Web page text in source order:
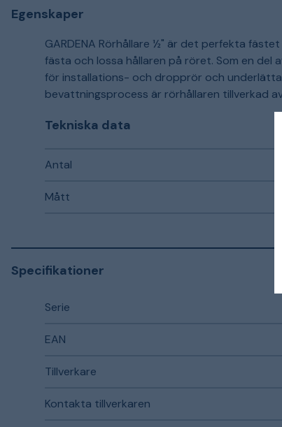
Egenskaper
GARDENA Rörhållare ½" är det perfekta
fästa och lossa hållaren på röret. Som en
för installations- och dropprör och
bevattningsprocess är rörhållaren tillverkad
Tekniska data
Antal
Mått
Specifikationer
Serie
EAN
Tillverkare
Kontakta tillverkaren